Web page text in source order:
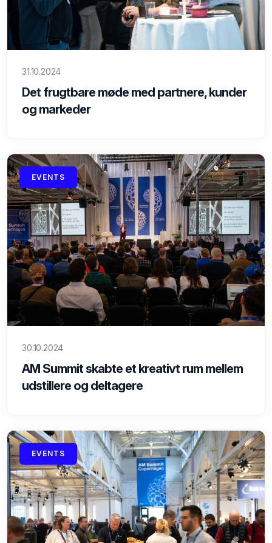
31.10.2024
Det frugtbare møde med partnere, kunder
og markeder
EVENTS
30.10.2024
AM Summit skabte et kreativt rum mellem
udstillere og deltagere
EVENTS